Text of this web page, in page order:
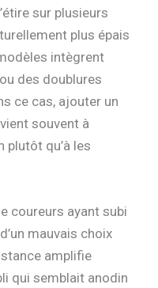
sur plusieurs
plus épais
intègrent
des doublures
ce cas, ajouter un
souvent à
qu’à les
coureurs ayant subi
mauvais choix
amplifie
qui semblait anodin